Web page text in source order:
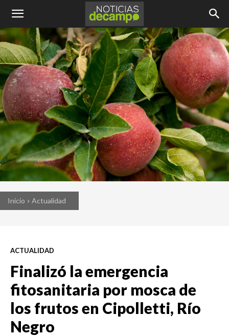
Inicio Actualidad
ACTUALIDAD
Finalizó la emergencia
fitosanitaria por mosca de
los frutos en Cipolletti, Río
Negro